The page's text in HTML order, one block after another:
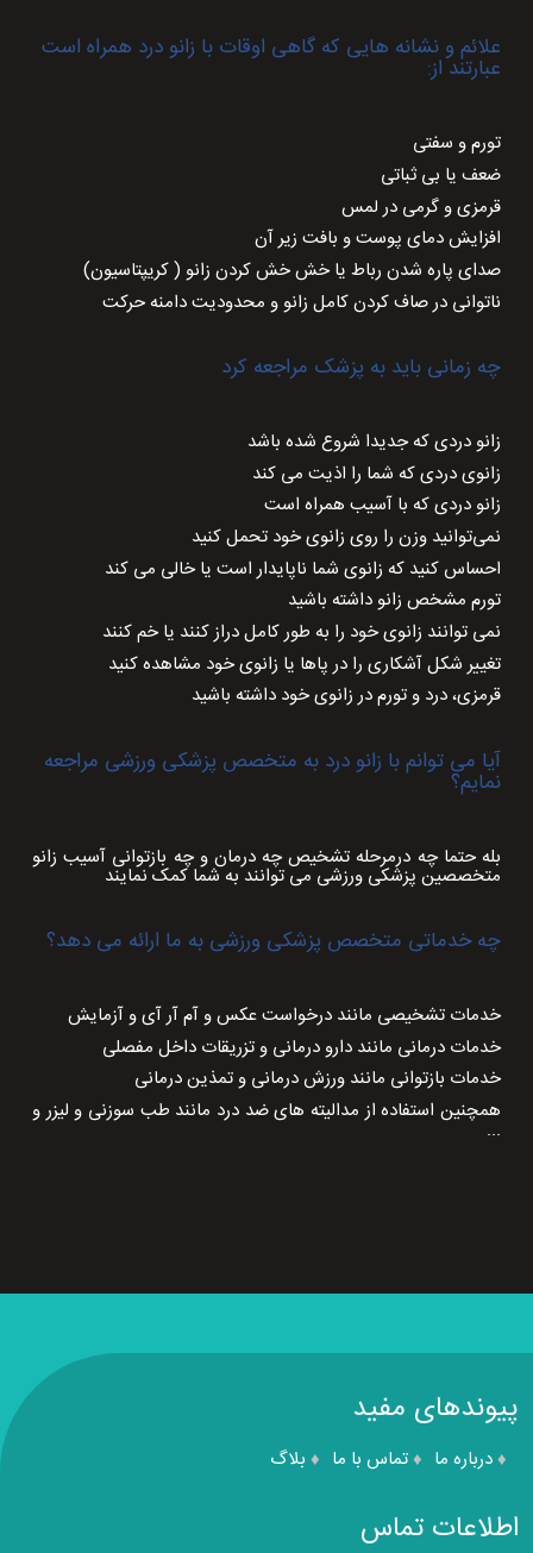
علائم و نشانه هایی که گاهی اوقات با زانو درد همراه است
عبارتند از:
تورم و سفتی
ضعف یا بی ثباتی
قرمزی و گرمی در لمس
افزایش دمای پوست و بافت زیر آن
صدای پاره شدن رباط یا خش خش کردن زانو ( کریپتاسیون)
ناتوانی در صاف کردن کامل زانو و محدودیت دامنه حرکت
چه زمانی باید به پزشک مراجعه کرد
زانو دردی که جدیدا شروع شده باشد
زانوی دردی که شما را اذیت می کند
زانو دردی که با آسیب همراه است
نمی‌توانید وزن را روی زانوی خود تحمل کنید
احساس کنید که زانوی شما ناپایدار است یا خالی می کند
تورم مشخص زانو داشته باشید
نمی توانند زانوی خود را به طور کامل دراز کنند یا خم کنند
تغییر شکل آشکاری را در پاها یا زانوی خود مشاهده کنید
قرمزی، درد و تورم در زانوی خودداشته باشید
آیا می توانم با زانو درد به متخصص پزشکی ورزشی مراجعه
نمایم؟
بله حتما چه درمرحله تشخیص چه درمان و چه بازتوانی آسیب زانو
متخصصین پزشکی ورزشی می توانند به شما کمک نمایند
چه خدماتی متخصص پزشکی ورزشی به ما ارائه می دهد؟
خدمات تشخیصی مانند درخواست عکس و آم آر آی و آزمایش
خدمات درمانی مانند دارو درمانی و تزریقات داخل مفصلی
خدمات بازتوانی مانند ورزش درمانی و تمذین درمانی
همچنین استفاده از مدالیته های ضد درد مانند طب سوزنی و لیزر و
...
پیوندهای مفید
درباره ما تماس با ما بلاگ
اطلاعات تماس